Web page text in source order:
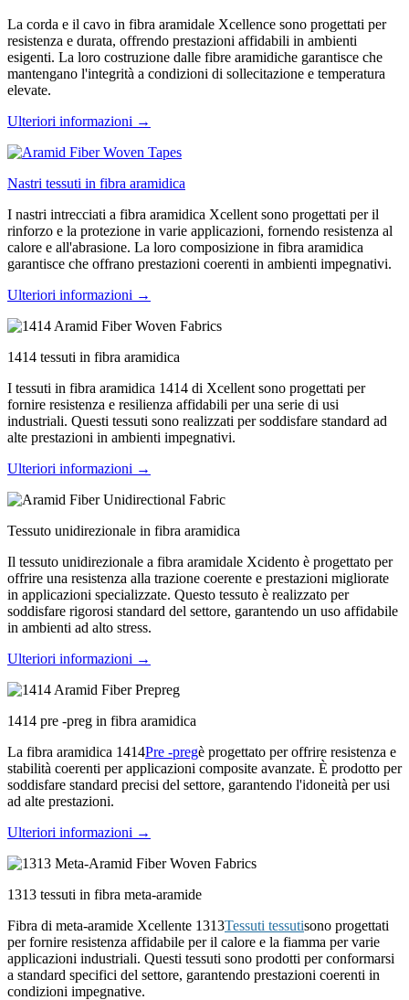
La corda e il cavo in fibra aramidale Xcellence sono progettati per
resistenza e durata, offrendo prestazioni affidabili in ambienti
esigenti. La loro costruzione dalle fibre aramidiche garantisce che
mantengano l'integrità a condizioni di sollecitazione e temperatura
elevate.
Ulteriori informazioni →
Nastri tessuti in fibra aramidica
I nastri intrecciati a fibra aramidica Xcellent sono progettati per il
rinforzo e la protezione in varie applicazioni, fornendo resistenza al
calore e all'abrasione. La loro composizione in fibra aramidica
garantisce che offrano prestazioni coerenti in ambienti impegnativi.
Ulteriori informazioni →
1414 tessuti in fibra aramidica
I tessuti in fibra aramidica 1414 di Xcellent sono progettati per
fornire resistenza e resilienza affidabili per una serie di usi
industriali. Questi tessuti sono realizzati per soddisfare standard ad
alte prestazioni in ambienti impegnativi.
Ulteriori informazioni →
Tessuto unidirezionale in fibra aramidica
Il tessuto unidirezionale a fibra aramidale Xcidento è progettato per
offrire una resistenza alla trazione coerente e prestazioni migliorate
in applicazioni specializzate. Questo tessuto è realizzato per
soddisfare rigorosi standard del settore, garantendo un uso affidabile
in ambienti ad alto stress.
Ulteriori informazioni →
1414 pre -preg in fibra aramidica
La fibra aramidica 1414Pre -pregè progettato per offrire resistenza e
stabilità coerenti per applicazioni composite avanzate. È prodotto per
soddisfare standard precisi del settore, garantendo l'idoneità per usi
ad alte prestazioni.
Ulteriori informazioni →
1313 tessuti in fibra meta-aramide
Fibra di meta-aramide Xcellente 1313Tessuti tessutisono progettati
per fornire resistenza affidabile per il calore e la fiamma per varie
applicazioni industriali. Questi tessuti sono prodotti per conformarsi
a standard specifici del settore, garantendo prestazioni coerenti in
condizioni impegnative.